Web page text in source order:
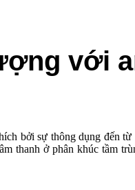
với
bởi sự thông dụng đến
thanh ở phân khúc tầm